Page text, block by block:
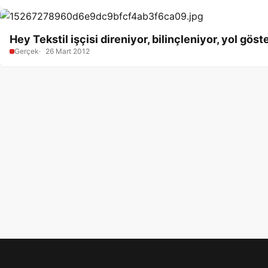
Hey Tekstil işçisi direniyor, bilinçleniyor, yol
Gerçek 26 Mart 2012